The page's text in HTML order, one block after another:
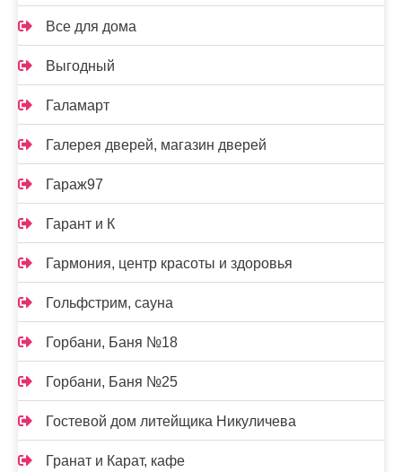
Все для дома
Выгодный
Галамарт
Галерея дверей, магазин дверей
Гараж97
Гарант и К
Гармония, центр красоты и здоровья
Гольфстрим, сауна
Горбани, Баня №18
Горбани, Баня №25
Гостевой дом литейщика Никуличева
Гранат и Карат, кафе